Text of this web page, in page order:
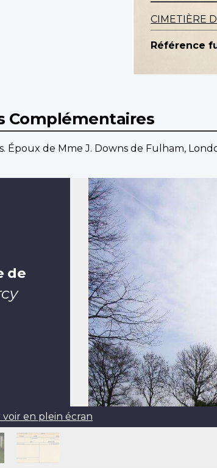
CIMETIÈRE
Référence
Complémentaires
Époux de Mme J. Downs de Fulham,
de
en plein écran